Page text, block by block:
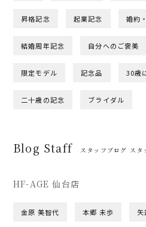
昇格記念 起業記念 婚約
結婚周年記念 自分へのご褒美
限定モデル 記念品 30歳
二十歳の記念 ブライダル
Blog Staff スタッフブログ スタ
HF-AGE 仙台店
金原 美智代 本郷 未歩